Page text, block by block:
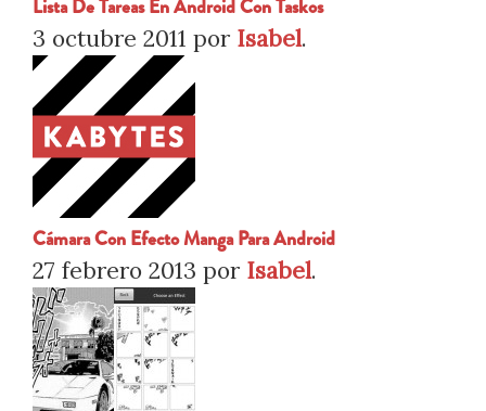
Lista De Tareas En Android Con Taskos
3 octubre 2011 por Isabel.
Cámara Con Efecto Manga Para Android
27 febrero 2013 por Isabel.